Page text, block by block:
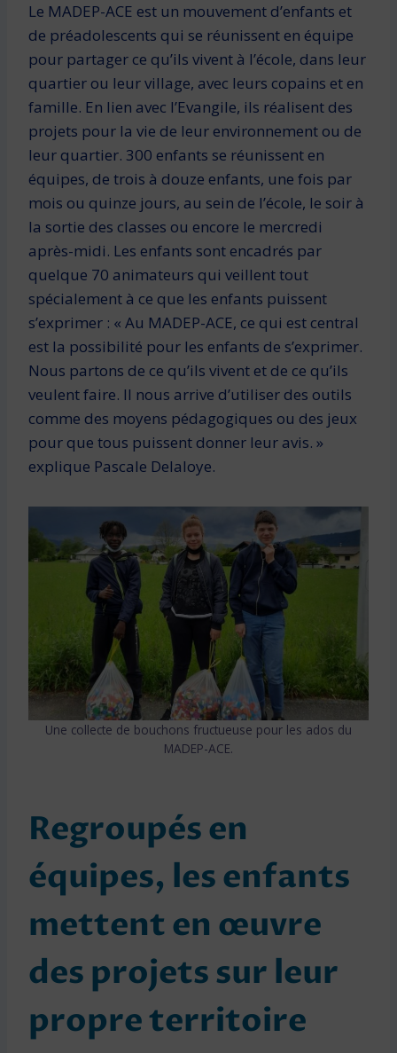
Le MADEP-ACE est un mouvement d’enfants et
de préadolescents qui se réunissent en équipe
pour partager ce qu’ils vivent à l’école, dans leur
quartier ou leur village, avec leurs copains et en
famille. En lien avec l’Evangile, ils réalisent des
projets pour la vie de leur environnement ou de
leur quartier. 300 enfants se réunissent en
équipes, de trois à douze enfants, une fois par
mois ou quinze jours, au sein de l’école, le soir à
la sortie des classes ou encore le mercredi
après-midi. Les enfants sont encadrés par
quelque 70 animateurs qui veillent tout
spécialement à ce que les enfants puissent
s’exprimer : « Au MADEP-ACE, ce qui est central
est la possibilité pour les enfants de s’exprimer.
Nous partons de ce qu’ils vivent et de ce qu’ils
veulent faire. Il nous arrive d’utiliser des outils
comme des moyens pédagogiques ou des jeux
pour que tous puissent donner leur avis. »
explique Pascale Delaloye.
Une collecte de bouchons fructueuse pour les ados du
MADEP-ACE.
Regroupés en
équipes, les enfants
mettent en œuvre
des projets sur leur
propre territoire